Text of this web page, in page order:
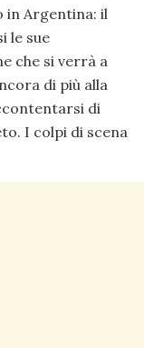
Argentina: il
le sue
che si verrà a
di più alla
di
I colpi di scena